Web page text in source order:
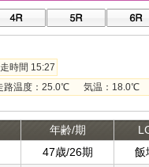
時間 15:27
温度：25.0℃ 気温：18.0℃
年齢/期
47歳/26期
飯